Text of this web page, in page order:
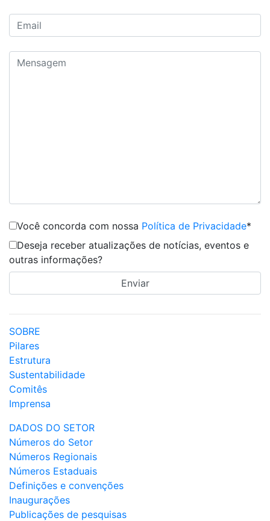
Você concorda com nossa Política de Privacidade*
Deseja receber atualizações de notícias, eventos e
outras informações?
SOBRE
Pilares
Estrutura
Sustentabilidade
Comitês
Imprensa
DADOS DO SETOR
Números do Setor
Números Regionais
Números Estaduais
Definições e convenções
Inaugurações
Publicações de pesquisas